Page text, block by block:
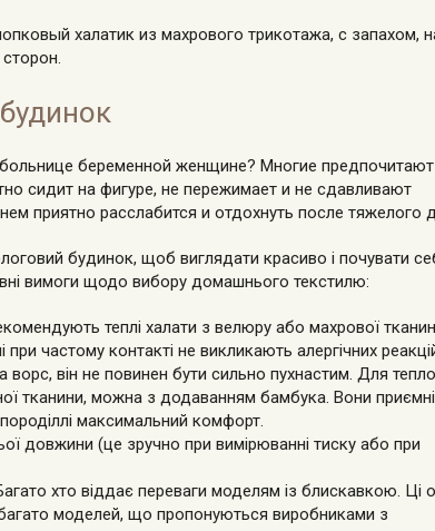
халатик из махрового трикотажа, с запахом,
беременной женщине? Многие предпочитают
сидит на фигуре, не пережимает и не сдавливают
приятно расслабится и отдохнуть после тяжелого
будинок, щоб виглядати красиво і почувати
вимоги щодо вибору домашнього текстилю:
теплі халати з велюру або махрової
частому контакті не викликають алергічних
ворс, він не повинен бути сильно пухнастим. Для
тканини, можна з додаванням бамбука. Вони
максимальний комфорт.
довжини (це зручно при вимірюванні тиску або при
хто віддає переваги моделям із блискавкою. Ці
моделей, що пропонуються виробниками з